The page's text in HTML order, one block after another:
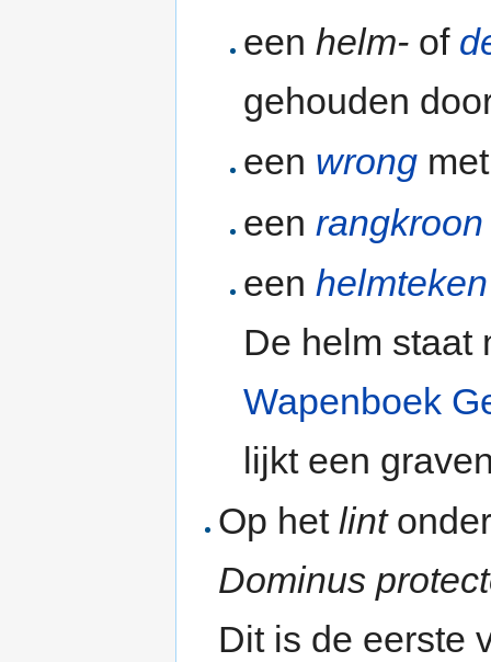
een helm-of
gehouden
een wrong
een rangkroon
een helmteken
De helm staat
Wapenboek
lijkt een
Op hetlint
Dominus
Dit is de eerste